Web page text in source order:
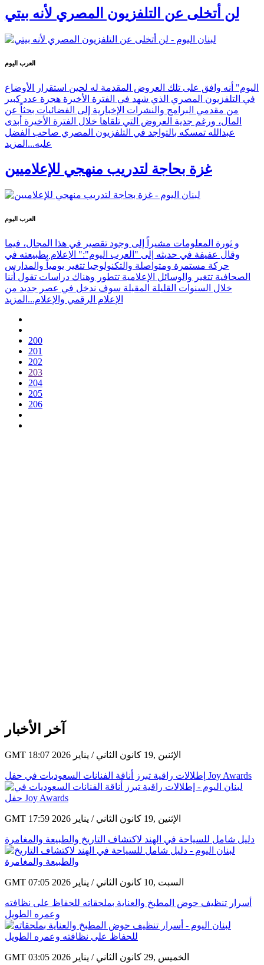
لن أتخلى عن التلفزيون المصري لأنه بيتي
العرب اليوم
اليوم" أنه وافق على تلك العروض المقدمة له لحين استقرار الأوضاع
في التلفزيون المصري الذي شهد في الفترة الأخيرة هجرة عدد كبير
من مقدمي البرامج والنشرات الإخبارية إلى الفضائيات بحثاً عن
المال، ورغم جدية العروض التي تلقاها خلال الفترة الأخيرة أبدى
عبدالله تمسكه بالتواجد في التلفزيون المصري صاحب الفضل
عليه... المزيد
غزة بحاجة لتدريب منهجي للإعلاميين
العرب اليوم
و ثورة المعلومات مشيراً إلى وجود تقصير في هذا المجال، فيما
وقال عفيفة في حديثه إلى "العرب اليوم":" الإعلام بطبيعته في
حركة مستمرة ومتواصلة والتكنولوجيا تتغير يومياً والمدارس
الصحافية تتغير والوسائل الإعلامية تتطور وهناك دراسات تقول أننا
خلال السنوات القليلة المقبلة سوف ندخل في عصر جديد من
الإعلام الرقمي والإعلام... المزيد
200
201
202
203
204
205
206
آخر الأخبار
GMT 18:07 2026 الإثنين ,19 كانون الثاني / يناير
إطلالات راقية تبرز أناقة الفنانات السعوديات في حفل Joy Awards
GMT 17:59 2026 الإثنين ,19 كانون الثاني / يناير
دليل شامل للسياحة في الهند لاكتشاف التاريخ والطبيعة والمغامرة
GMT 07:05 2026 السبت ,10 كانون الثاني / يناير
أسرار تنظيف حوض المطبخ والعناية بملحقاته للحفاظ على نظافته
وعمره الطويل
GMT 03:05 2026 الخميس ,29 كانون الثاني / يناير